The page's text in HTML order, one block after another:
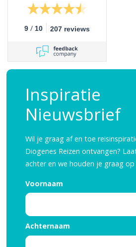
9 / 10 207 reviews
Inspiratie
Nieuwsbrief
Wil je graag af en toe
Diogenes Reizen ontvangen?
achter en we houden je graag
Voornaam
Achternaam